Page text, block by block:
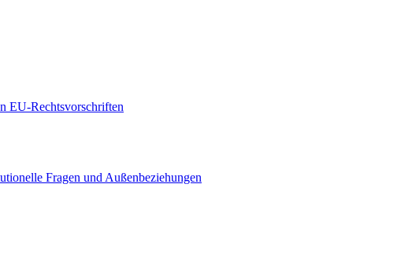
EU-Rechtsvorschriften
Fragen und Außenbeziehungen